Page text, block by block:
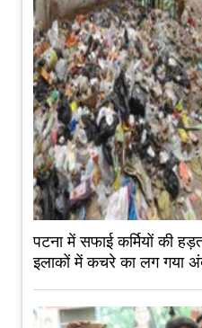
पटना में सफाई कर्मियों की
इलाकों में कचरे का लग गया